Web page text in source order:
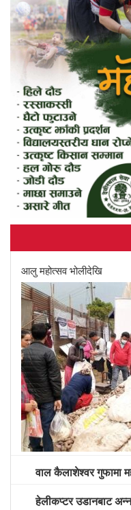
आलु महोत्सव भोलीदेखि
वाल कैलाशेश्वर गुफामा
हेलीकप्टर उडानबाट